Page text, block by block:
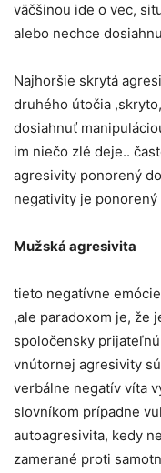
väčšinou ide o vec,
alebo nechce
Najhoršie skrytá
druhého útočia
dosiahnuť
im niečo zlé deje..
agresivity ponorený
negativity je ponorený
Mužská agresivita
tieto negatívne
,ale paradoxom je, že
spoločensky
vnútornej agresivity
verbálne negatív víta
slovníkom prípadne
autoagresivita, kedy
zamerané proti